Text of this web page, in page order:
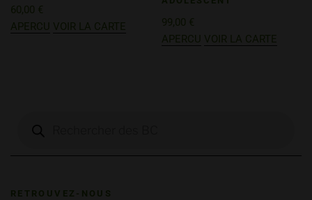
60,00 €
APERCU VOIR LA CARTE 99,00 €
APERCU VOIR LA CARTE
RETROUVEZ-NOUS